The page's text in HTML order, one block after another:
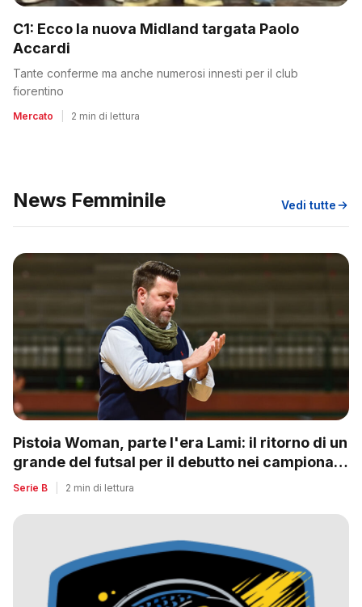
C1: Ecco la nuova Midland targata Paolo
Accardi
Tante conferme ma anche numerosi innesti per il club
fiorentino
Mercato 2 min di lettura
News Femminile Vedi tutte
Pistoia Woman, parte l'era Lami: il ritorno di un
grande del futsal per il debutto nei campionati
nazionali
Serie B 2 min di lettura